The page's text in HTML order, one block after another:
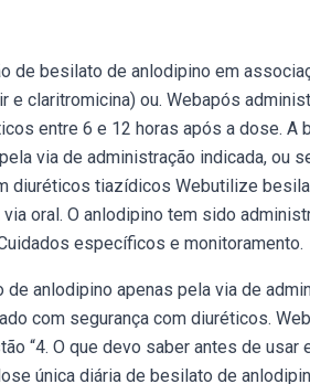
de besilato de anlodipino em
e claritromicina) ou. Webapós
entre 6 e 12 horas após a dose.
via de administração indicada, ou
diuréticos tiazídicos Webutilize
oral. O anlodipino tem sido
específicos e monitoramento.
anlodipino apenas pela via de
com segurança com diuréticos.
“4. O que devo saber antes de
única diária de besilato de